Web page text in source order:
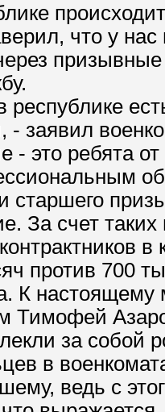
что у
республике
- заявил
это ребята
старшего
За счет таких
против 700
К
Тимофей
за собой
в
ведь с